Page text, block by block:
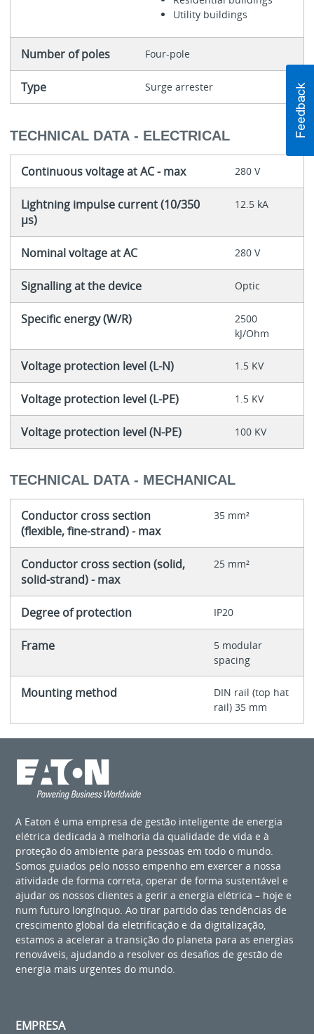
Utility buildings
Number of poles Four-pole
Type Surge arrester
TECHNICAL DATA - ELECTRICAL
Continuous voltage at AC - max 280 V
Lightning impulse current (10/350
µs)
12.5 kA
Nominal voltage at AC 280 V
Signalling at the device Optic
Specific energy (W/R)
2500
kJ/Ohm
Voltage protection level (L-N) 1.5 KV
Voltage protection level (L-PE) 1.5 KV
Voltage protection level (N-PE) 100 KV
TECHNICAL DATA - MECHANICAL
Conductor cross section
(flexible, fine-strand) - max
35 mm²
Conductor cross section (solid,
solid-strand) - max
25 mm²
Degree of protection IP20
Frame
5 modular
spacing
Mounting method
DIN rail (top hat
rail) 35 mm
A Eaton é uma empresa de gestão inteligente de energia
elétrica dedicada à melhoria da qualidade de vida e à
proteção do ambiente para pessoas em todo o mundo.
Somos guiados pelo nosso empenho em exercer a nossa
atividade de forma correta, operar de forma sustentável e
ajudar os nossos clientes a gerir a energia elétrica – hoje e
num futuro longínquo. Ao tirar partido das tendências de
crescimento global da eletrificação e da digitalização,
estamos a acelerar a transição do planeta para as energias
renováveis, ajudando a resolver os desafios de gestão de
energia mais urgentes do mundo.
EMPRESA